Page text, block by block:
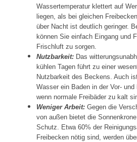
Wassertemperatur klettert auf
liegen, als bei gleichen
über Nacht ist deutlich geringer.
können Sie einfach Eingang und
Frischluft zu sorgen.
Nutzbarkeit: Das
kühlen Tagen führt zu einer
Nutzbarkeit des Beckens. Auch
Wasser ein Baden in der Vor-
wenn normale Freibäder zu kalt
Weniger Arbeit: Gegen die
von außen bietet die
Schutz. Etwa 60% der
Freibecken nötig sind, werden